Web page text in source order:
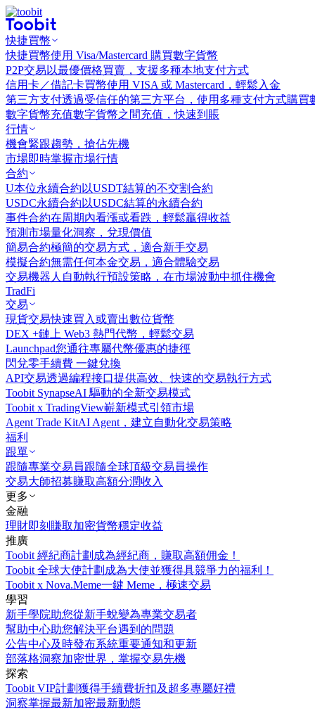
快捷買幣
快捷買幣使用 Visa/Mastercard 購買數字貨幣
P2P交易 以最優價格買賣，支援多種本地支付方式
信用卡／借記卡買幣使用 VISA 或 Mastercard，輕鬆入金
第三方支付透過受信任的第三方平台，使用多種支付方式購買
數字貨幣充值數字貨幣之間充值，快速到賬
行情
機會緊跟趨勢，搶佔先機
市場即時掌握市場行情
合約
U本位永續合約 以USDT結算的不交割合約
USDC永續合約 以USDC結算的永續合約
事件合約在周期內看漲或看跌，輕鬆贏得收益
預測市場量化洞察，兌現價值
簡易合約極簡的交易方式，適合新手交易
模擬合約無需任何本金交易，適合體驗交易
交易機器人 自動執行預設策略，在市場波動中抓住機會
TradFi
交易
現貨交易快速買入或賣出數位貨幣
DEX +鏈上 Web3 熱門代幣，輕鬆交易
Launchpad您通往專屬代幣優惠的捷徑
閃兌零手續費 一鍵兌換
API交易透過編程接口提供高效、快速的交易執行方式
Toobit SynapseAI 驅動的全新交易模式
Toobit x TradingView嶄新模式引領市場
Agent Trade KitAI Agent，建立自動化交易策略
福利
跟單
跟隨專業交易員跟隨全球頂級交易員操作
交易大師招募賺取高額分潤收入
更多
金融
理財即刻賺取加密貨幣穩定收益
推廣
Toobit 經紀商計劃 成為經紀商，賺取高額佣金！
Toobit 全球大使計劃 成為大使並獲得具競爭力的福利！
Toobit x Nova.Meme一鍵 Meme，極速交易
學習
新手學院助您從新手蛻變為專業交易者
幫助中心助您解決平台遇到的問題
公告中心及時發布系統重要通知和更新
部落格洞察加密世界，掌握交易先機
探索
Toobit VIP計劃獲得手續費折扣及超多專屬好禮
洞察掌握最新加密最新動態